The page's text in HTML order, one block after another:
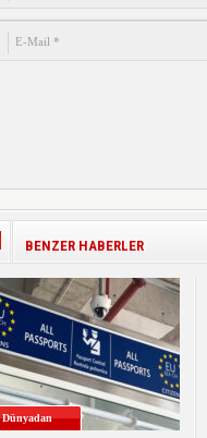
BENZER HABERLER
Dünyadan